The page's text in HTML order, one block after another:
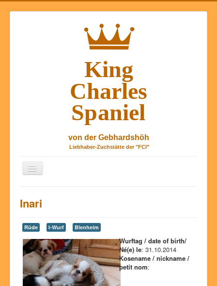
Navigation
Über uns
Ausstellungserfolge
Würfe
Unsere Hunde
Geschichte
Inari
Rüde I-Wurf Blenheim
Wurftag / date of birth/
Né(e) le: 31.10.2014
Kosename / nickname /
petit nom: